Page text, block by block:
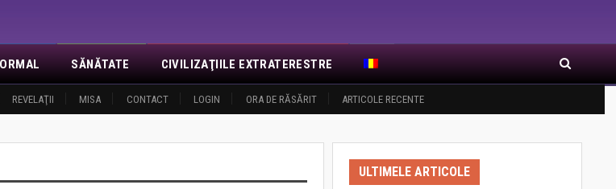
REVELAŢII MISA CONTACT LOGIN ORA DE RĂSĂRIT ARTICOLE RECENTE
SĂNĂTATE CIVILIZAŢIILE EXTRATERESTRE
ULTIMELE ARTICOLE